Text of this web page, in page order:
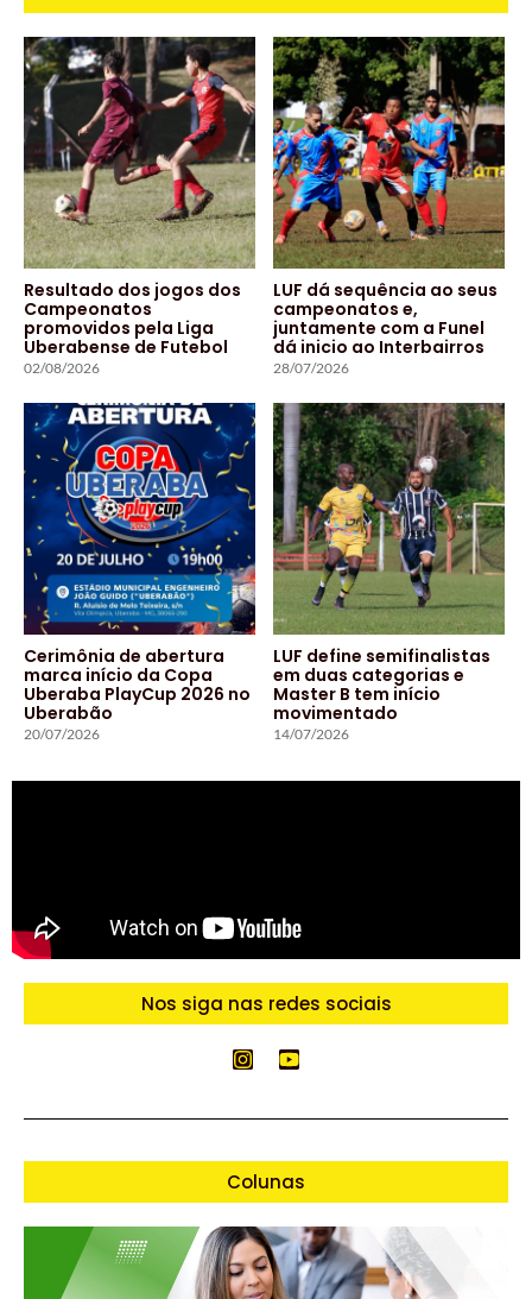
Resultado dos jogos dos
Campeonatos
promovidos pela Liga
Uberabense de Futebol
02/08/2026
LUF dá sequência ao seus
campeonatos e,
juntamente com a Funel
dá inicio ao Interbairros
28/07/2026
Cerimônia de abertura
marca início da Copa
Uberaba PlayCup 2026 no
Uberabão
20/07/2026
LUF define semifinalistas
em duas categorias e
Master B tem início
movimentado
14/07/2026
Nos siga nas redes sociais
Colunas